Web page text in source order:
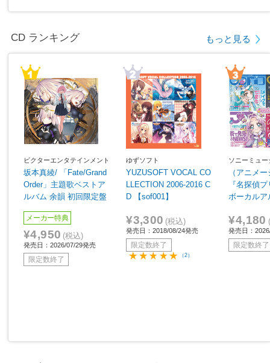
CD ランキング もっと見る
ビクターエンタテインメント
坂本真綾/ 「Fate/Grand
Order」主題歌ベストア
ルバム 余韻 初回限定盤
メーカー特典
¥4,950 (税込)
発売日：2026/07/29発売
限定数終了
ゆずソフト
YUZUSOFT VOCAL CO
LLECTION 2006-2016 C
D 【sof001】
¥3,300 (税込)
発売日：2018/08/24発売
限定数終了
（2）
ソニーミュ
ィング
（アニメ
『名探偵
ボーカルア
¥4,180
発売日：
限定数終了